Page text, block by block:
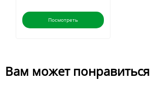
Посмотреть
Вам может понравиться